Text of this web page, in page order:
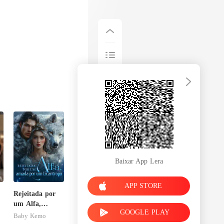
Rejeitada por
um Alfa,
amada por um
Baby Kemo
Baixar App Lera
APP STORE
GOOGLE PLAY